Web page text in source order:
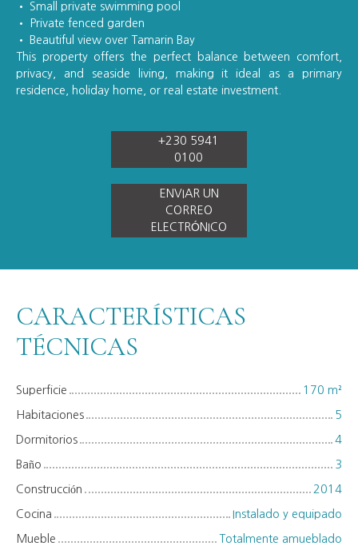
• Small private swimming pool
• Private fenced garden
• Beautiful view over Tamarin Bay
This property offers the perfect balance between comfort,
privacy, and seaside living, making it ideal as a primary
residence, holiday home, or real estate investment.
+230 5941
0100
ENVIAR UN
CORREO
ELECTRÓNICO
CARACTERÍSTICAS
TÉCNICAS
Superficie 170 m²
Habitaciones 5
Dormitorios 4
Baño 3
Construcción 2014
Cocina Instalado y equipado
Mueble Totalmente amueblado